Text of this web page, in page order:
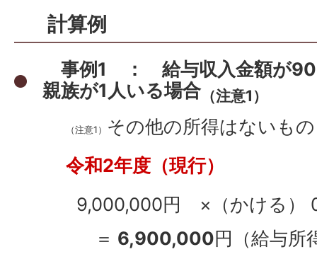
計算例
事例1 ： 給与収入金額が
親族が1人いる場合 （注意1）
（注意1）
その他の所得はない
令和2年度（現行）
9,000,000円 ×（かける）
＝ 6,900,000円（給与